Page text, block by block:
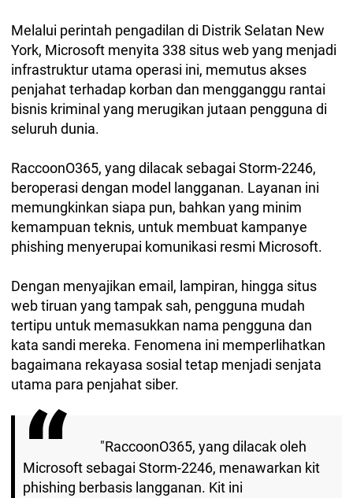
Melalui perintah pengadilan di Distrik Selatan New
York, Microsoft menyita 338 situs web yang menjadi
infrastruktur utama operasi ini, memutus akses
penjahat terhadap korban dan mengganggu rantai
bisnis kriminal yang merugikan jutaan pengguna di
seluruh dunia.
RaccoonO365, yang dilacak sebagai Storm-2246,
beroperasi dengan model langganan. Layanan ini
memungkinkan siapa pun, bahkan yang minim
kemampuan teknis, untuk membuat kampanye
phishing menyerupai komunikasi resmi Microsoft.
Dengan menyajikan email, lampiran, hingga situs
web tiruan yang tampak sah, pengguna mudah
tertipu untuk memasukkan nama pengguna dan
kata sandi mereka. Fenomena ini memperlihatkan
bagaimana rekayasa sosial tetap menjadi senjata
utama para penjahat siber.
"RaccoonO365, yang dilacak oleh
Microsoft sebagai Storm-2246, menawarkan kit
phishing berbasis langganan. Kit ini